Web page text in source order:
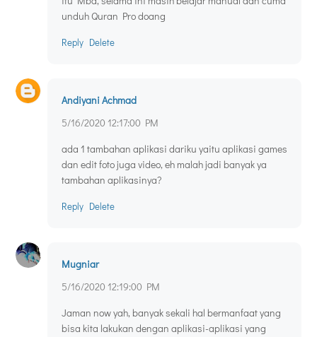
unduh Quran Pro doang
Reply Delete
Andiyani Achmad
5/16/2020 12:17:00 PM
ada 1 tambahan aplikasi dariku yaitu aplikasi games
dan edit foto juga video, eh malah jadi banyak ya
tambahan aplikasinya?
Reply Delete
Mugniar
5/16/2020 12:19:00 PM
Jaman now yah, banyak sekali hal bermanfaat yang
bisa kita lakukan dengan aplikasi-aplikasi yang